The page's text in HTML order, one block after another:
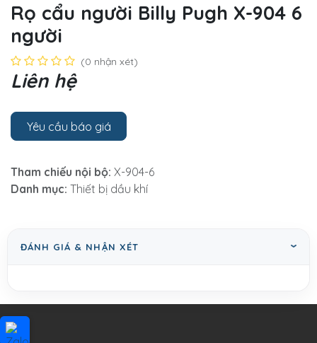
Rọ cẩu người Billy Pugh X-904 6
người
(0 nhận xét)
Liên hệ
Yêu cầu báo giá
Tham chiếu nội bộ: X-904-6
Danh mục: Thiết bị dầu khí
ĐÁNH GIÁ & NHẬN XÉT